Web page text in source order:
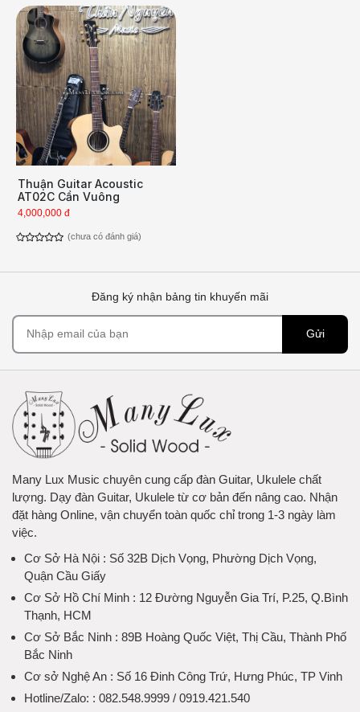
Thuận Guitar Acoustic
AT02C Cần Vuông
4,000,000 đ
(chưa có đánh giá)
Đăng ký nhận bảng tin khuyến mãi
Gửi
Many Lux Music chuyên cung cấp đàn Guitar, Ukulele chất
lượng. Dạy đàn Guitar, Ukulele từ cơ bản đến nâng cao. Nhận
đặt hàng Online, vận chuyển toàn quốc chỉ trong 1-3 ngày làm
việc.
Cơ Sở Hà Nội : Số 32B Dịch Vọng, Phường Dịch Vọng,
Quận Cầu Giấy
Cơ Sở Hồ Chí Minh : 12 Đường Nguyễn Gia Trí, P.25, Q.Bình
Thạnh, HCM
Cơ Sở Bắc Ninh : 89B Hoàng Quốc Việt, Thị Cầu, Thành Phố
Bắc Ninh
Cơ sở Nghệ An : Số 16 Đinh Công Trứ, Hưng Phúc, TP Vinh
Hotline/Zalo: : 082.548.9999 / 0919.421.540